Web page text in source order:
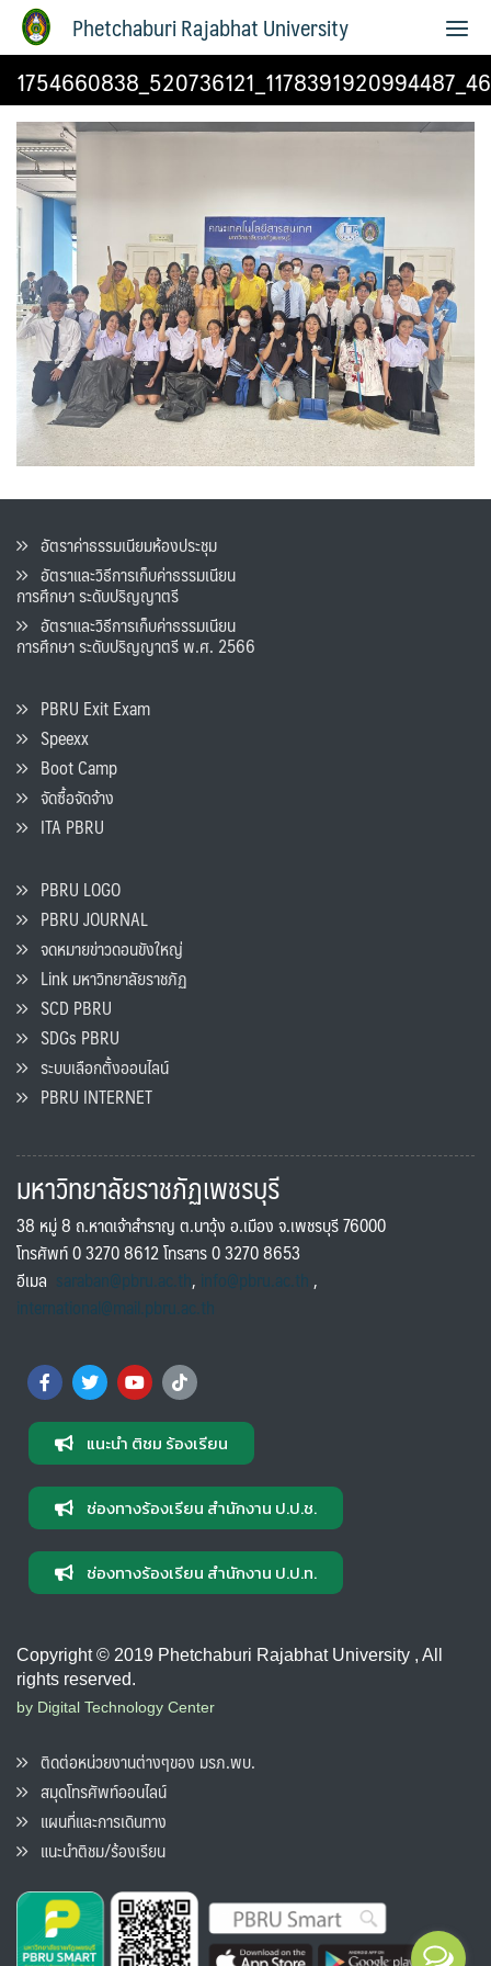
Phetchaburi Rajabhat University
อัตราค่าธรรมเนียมห้องประชุม
อัตราและวิธีการเก็บค่าธรรมเนียน
การศึกษา ระดับปริญญาตรี
อัตราและวิธีการเก็บค่าธรรมเนียน
การศึกษา ระดับปริญญาตรี พ.ศ. 2566
PBRU Exit Exam
Speexx
Boot Camp
จัดซื้อจัดจ้าง
ITA PBRU
PBRU LOGO
PBRU JOURNAL
จดหมายข่าวดอนขังใหญ่
Link มหาวิทยาลัยราชภัฏ
SCD PBRU
SDGs PBRU
ระบบเลือกตั้งออนไลน์
PBRU INTERNET
มหาวิทยาลัยราชภัฏเพชรบุรี
38 หมู่ 8 ถ.หาดเจ้าสำราญ ต.นาวุ้ง อ.เมือง จ.เพชรบุรี 76000
โทรศัพท์ 0 3270 8612 โทรสาร 0 3270 8653
อีเมล saraban@pbru.ac.th, info@pbru.ac.th,
international@mail.pbru.ac.th
แนะนำ ติชม ร้องเรียน
ช่องทางร้องเรียน สำนักงาน ป.ป.ช.
ช่องทางร้องเรียน สำนักงาน ป.ป.ท.
Copyright © 2019 Phetchaburi Rajabhat University , All
rights reserved.
by Digital Technology Center
ติดต่อหน่วยงานต่างๆของ มรภ.พบ.
สมุดโทรศัพท์ออนไลน์
แผนที่และการเดินทาง
แนะนำติชม/ร้องเรียน